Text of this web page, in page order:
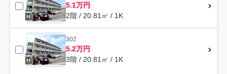
5.1万円
2階 / 20.81㎡ / 1K
302
5.2万円
3階 / 20.81㎡ / 1K